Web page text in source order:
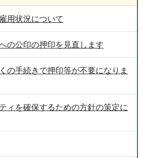
用状況について
の公印の押印を見直します
の手続きで押印等が不要になりま
ィを確保するための方針の策定に